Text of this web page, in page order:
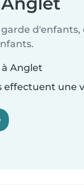
d'enfants,
à Anglet
effectuent